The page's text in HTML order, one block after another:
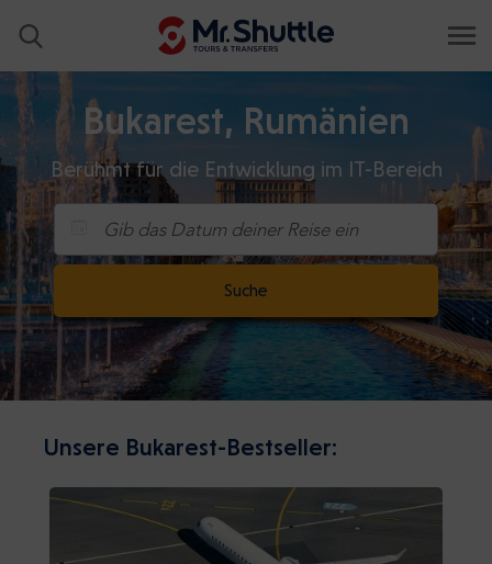
Bukarest, Rumänien
Berühmt für die Entwicklung im IT-Bereich
Gib das Datum deiner Reise ein
Suche
Unsere Bukarest-Bestseller: